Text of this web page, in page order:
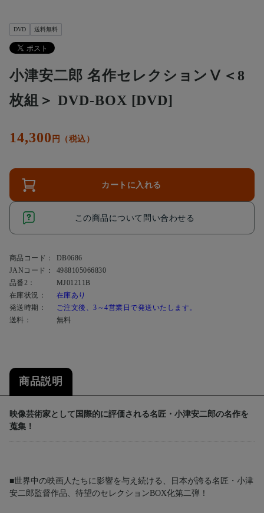
DVD 送料無料
小津安二郎 名作セレクションⅤ＜8
枚組＞ DVD-BOX [DVD]
14,300 円（税込）
カートに入れる
この商品について問い合わせる
商品コード：
DB0686
JANコード：
4988105066830
品番2：
MJ01211B
在庫状況：
在庫あり
発送時期：
ご注文後、3～4営業日で発送いたします。
送料：
無料
商品説明
映像芸術家として国際的に評価される名匠・小津安二郎の名作を
蒐集！
■世界中の映画人たちに影響を与え続ける、日本が誇る名匠・小津
安二郎監督作品、待望のセレクションBOX化第二弾！